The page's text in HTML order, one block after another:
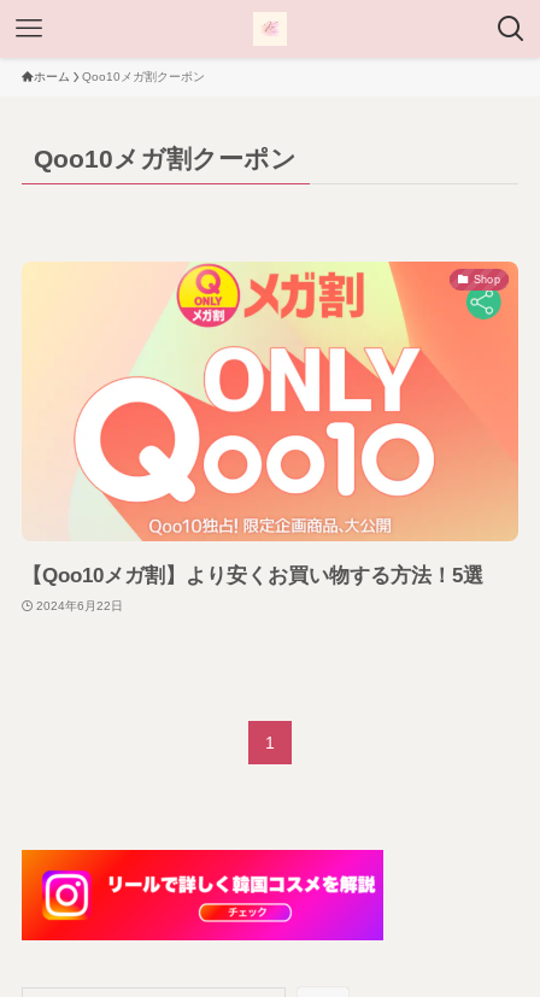
ホーム Qoo10メガ割クーポン
Qoo10メガ割クーポン
Shop
【Qoo10メガ割】より安くお買い物する方法！5選
2024年6月22日
1